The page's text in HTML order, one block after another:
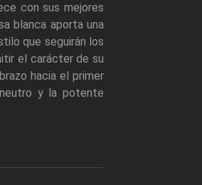
con sus mejores
blanca aporta una
que seguirán los
el carácter de su
hacia el primer
y la potente